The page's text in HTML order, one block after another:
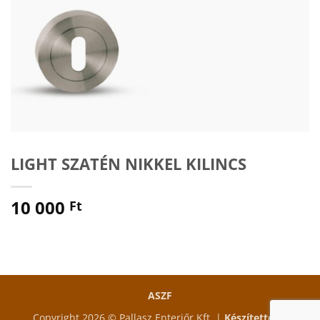
LIGHT SZATÉN NIKKEL KILINCS
10 000 Ft
ASZF